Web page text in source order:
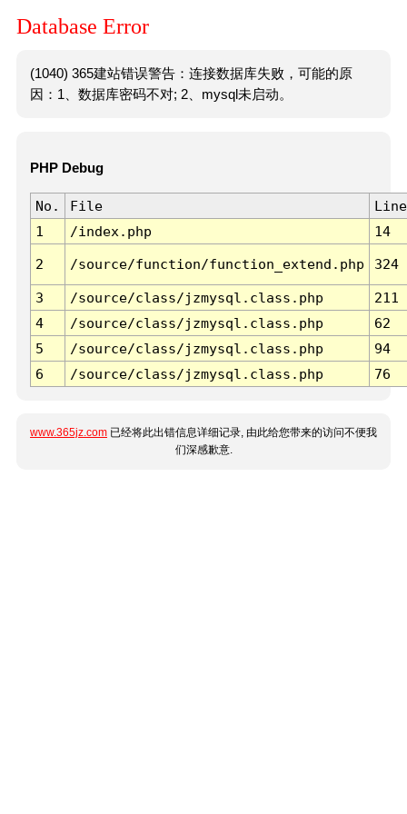
Database Error
(1040) 365建站错误警告：连接数据库失败，可能的原
因：1、数据库密码不对; 2、mysql未启动。
PHP Debug
No. File
Line
1
/index.php 14
2 /source/function/function_extend.php 324
3 /source/class/jzmysql.class.php
211
4
/source/class/jzmysql.class.php
62
5
/source/class/jzmysql.class.php
94
6
/source/class/jzmysql.class.php 76
www.365jz.com 已经将此出错信息详细记录, 由此给您带来的访问不便我
们深感歉意.